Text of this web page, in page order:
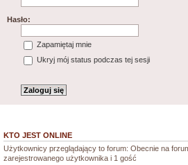
Hasło:
Zapamiętaj mnie
Ukryj mój status podczas tej sesji
KTO JEST ONLINE
Użytkownicy przeglądający to forum: Obecnie na
zarejestrowanego użytkownika i 1 gość